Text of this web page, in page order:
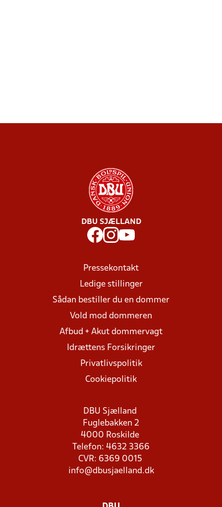
DBU SJÆLLAND
Pressekontakt
Ledige stillinger
Sådan bestiller du en dommer
Vold mod dommeren
Afbud + Akut dommervagt
Idrættens Forsikringer
Privatlivspolitik
Cookiepolitik
DBU Sjælland
Fuglebakken 2
4000 Roskilde
Telefon: 4632 3366
CVR: 6369 0015
info@dbusjaelland.dk